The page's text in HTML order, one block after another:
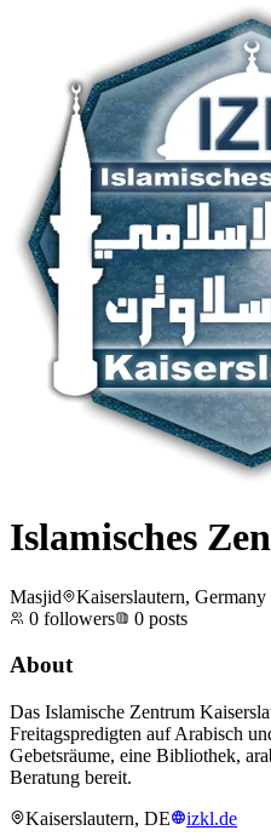
Islamisches
Masjid
Kaiserslautern, Germany
0 followers 0 posts
About
Das Islamische Zentrum
Freitagspredigten auf Arabisch
Gebetsräume, eine Bibliothek,
Beratung bereit.
Kaiserslautern, DE
izkl.de